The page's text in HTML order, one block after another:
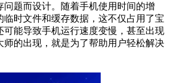
问题而设计。随着手机使用时间的增
临时文件和缓存数据，这不仅占用了宝
可能导致手机运行速度变慢，甚至出现
师的出现，就是为了帮助用户轻松解决